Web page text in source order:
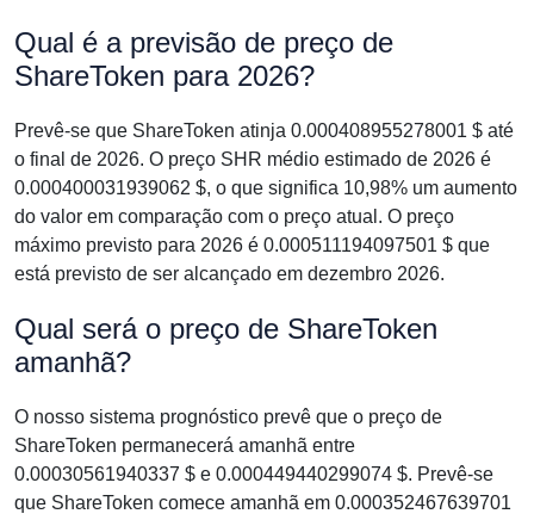
Qual é a previsão de preço de
ShareToken para 2026?
Prevê-se que ShareToken atinja 0.000408955278001 $ até
o final de 2026. O preço SHR médio estimado de 2026 é
0.000400031939062 $, o que significa 10,98% um aumento
do valor em comparação com o preço atual. O preço
máximo previsto para 2026 é 0.000511194097501 $ que
está previsto de ser alcançado em dezembro 2026.
Qual será o preço de ShareToken
amanhã?
O nosso sistema prognóstico prevê que o preço de
ShareToken permanecerá amanhã entre
0.00030561940337 $ e 0.000449440299074 $. Prevê-se
que ShareToken comece amanhã em 0.000352467639701